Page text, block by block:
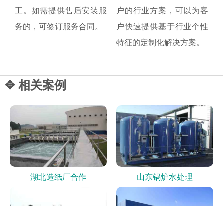
工。如需提供售后安装服
务的，可签订服务合同。
户的行业方案，可以为客
户快速提供基于行业个性
特征的定制化解决方案。
✥ 相关案例
湖北造纸厂合作 山东锅炉水处理